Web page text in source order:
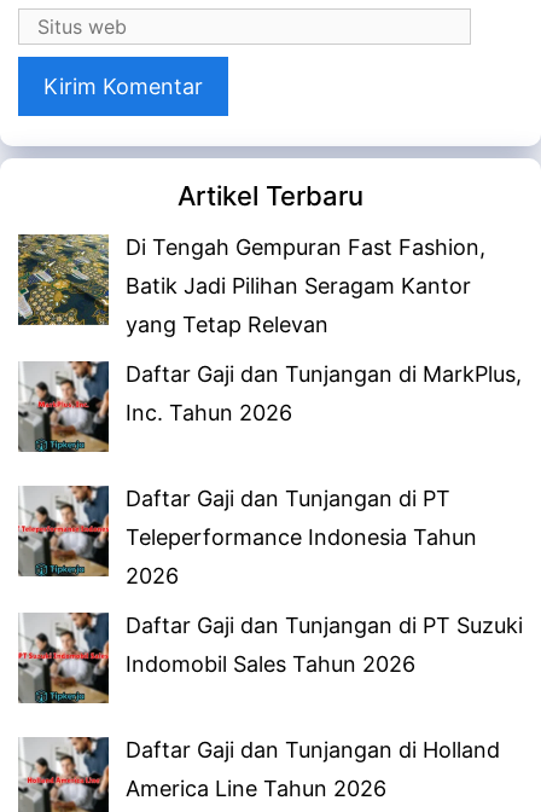
Situs
web
Artikel Terbaru
Di Tengah Gempuran Fast Fashion,
Batik Jadi Pilihan Seragam Kantor
yang Tetap Relevan
Daftar Gaji dan Tunjangan di MarkPlus,
Inc. Tahun 2026
Daftar Gaji dan Tunjangan di PT
Teleperformance Indonesia Tahun
2026
Daftar Gaji dan Tunjangan di PT Suzuki
Indomobil Sales Tahun 2026
Daftar Gaji dan Tunjangan di Holland
America Line Tahun 2026